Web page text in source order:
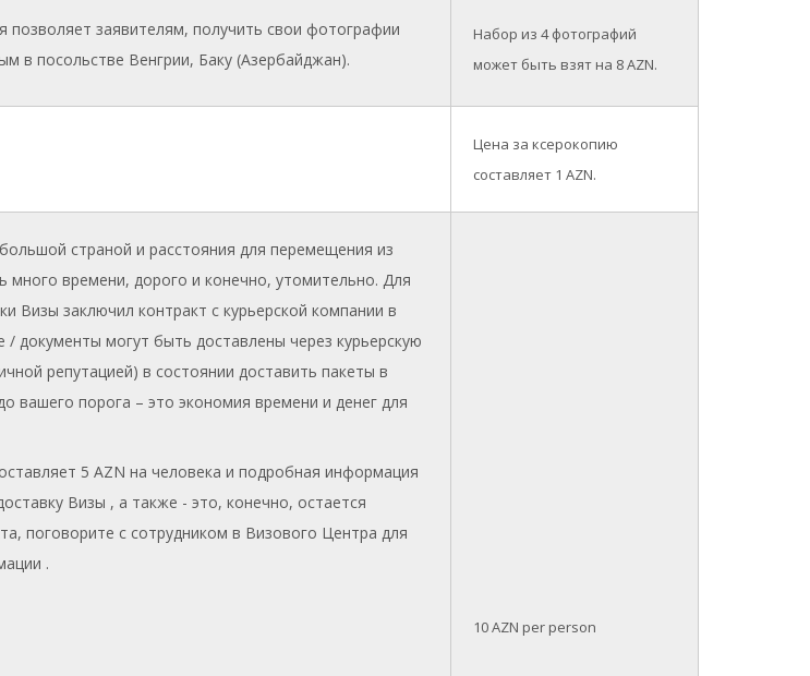
позволяет заявителям, получить свои фотографии
в посольстве Венгрии, Баку (Азербайджан).
Набор из 4 фотографий
может быть взят на 8 AZN.
Цена за ксерокопию
составляет 1 AZN.
страной и расстояния для перемещения из
много времени, дорого и конечно, утомительно. Для
Визы заключил контракт с курьерской компании в
документы могут быть доставлены через курьерскую
репутацией) в состоянии доставить пакеты в
вашего порога – это экономия времени и денег для
5 AZN на человека и подробная информация
Визы , а также - это, конечно, остается
поговорите с сотрудником в Визового Центра для
.
10AZN per person